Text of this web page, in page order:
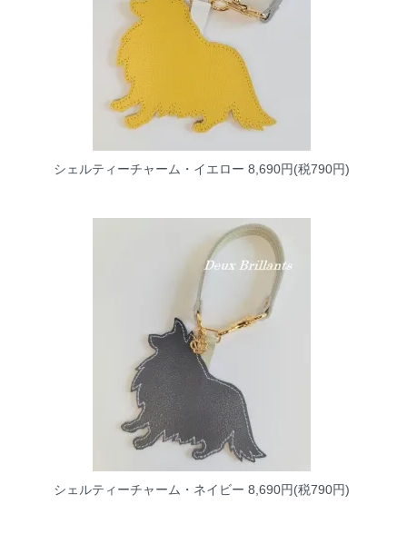
シェルティーチャーム・イエロー 8,690円(税790円)
シェルティーチャーム・ネイビー 8,690円(税790円)